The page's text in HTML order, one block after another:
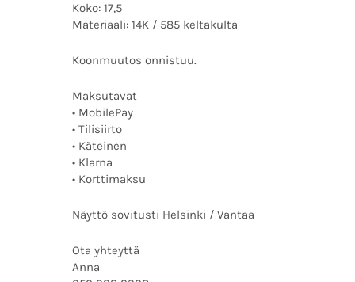
Koko: 17,5
Materiaali: 14K / 585 keltakulta
Koonmuutos onnistuu.
Maksutavat
• MobilePay
• Tilisiirto
• Käteinen
• Klarna
• Korttimaksu
Näyttö sovitusti Helsinki / Vantaa
Ota yhteyttä
Anna